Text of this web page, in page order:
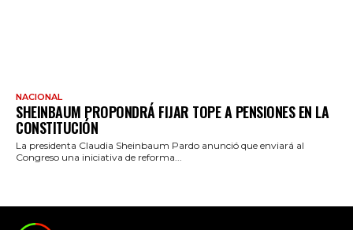
NACIONAL
SHEINBAUM PROPONDRÁ FIJAR TOPE A PENSIONES EN LA
CONSTITUCIÓN
La presidenta Claudia Sheinbaum Pardo anunció que enviará al
Congreso una iniciativa de reforma...